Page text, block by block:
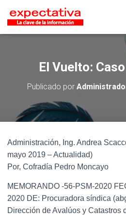
El Vuelto:
Publicado por
Administración, Ing. Andrea
mayo 2019 – Actualidad)
Por, Cofradía Pedro Moncayo
MEMORANDO -56-PSM-2020
2020 DE: Procuradora síndica
Dirección de Avalúos y Catastros